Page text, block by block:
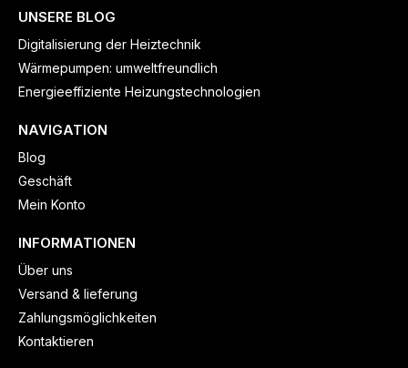
UNSERE BLOG
Digitalisierung der Heiztechnik
Wärmepumpen: umweltfreundlich
Energieeffiziente Heizungstechnologien
NAVIGATION
Blog
Geschäft
Mein Konto
INFORMATIONEN
Über uns
Versand & lieferung
Zahlungsmöglichkeiten
Kontaktieren